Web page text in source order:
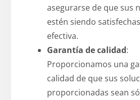
asegurarse de que sus
estén siendo
efectiva.
Garantía de calidad:
Proporcionamos una
calidad de que sus
proporcionadas sean